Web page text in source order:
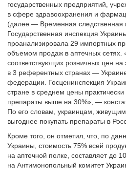
государственных предприятий,
в сфере здравоохранения и
(далее — Временная следственная
Государственная инспекция
проанализировала 29 импортных
объемом продаж в аптечных сетях.
соответствующих розничных цен на
в 3 референтных странах —
федерации. Госценинспекция
стране в среднем цены
препараты выше на 30%», —
По его словам, украинцам, живущим
выгоднее покупать препараты в
Кроме того, он отметил, что, по
Украины, стоимость 75% всей
на аптечной полке, составляет до
на Антимонопольный комитет